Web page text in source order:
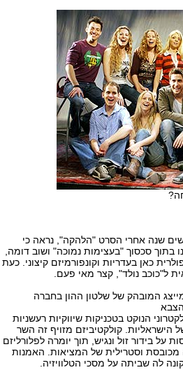
שנה אחרי הסרט "הלהקה", נראה כי
בתוך סכסוך "בעצימות נמוכה" ושוב דומה,
כאן בעדריות וקונפורמיזם קיצוני. כעת
ל"כוכב נולד", קצר מאי פעם.
התשעים תופס ערוץ 2 - המייצג המובהק של שלטון ההון בחברה
הנוקט בטכניקות שיווקיות רעשניות
הישראליות. קולקטיביזם מזויף זה השר
בידור זול ונגיש, תוך יומרה לפלורליזם
מכובסת וסטרילית של המציאות. האמנות
לה שביתה על מסכי הטלוויזיה.